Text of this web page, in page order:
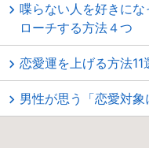
喋らない人を好きに
ローチする方法４つ
恋愛運を上げる方法
男性が思う「恋愛対